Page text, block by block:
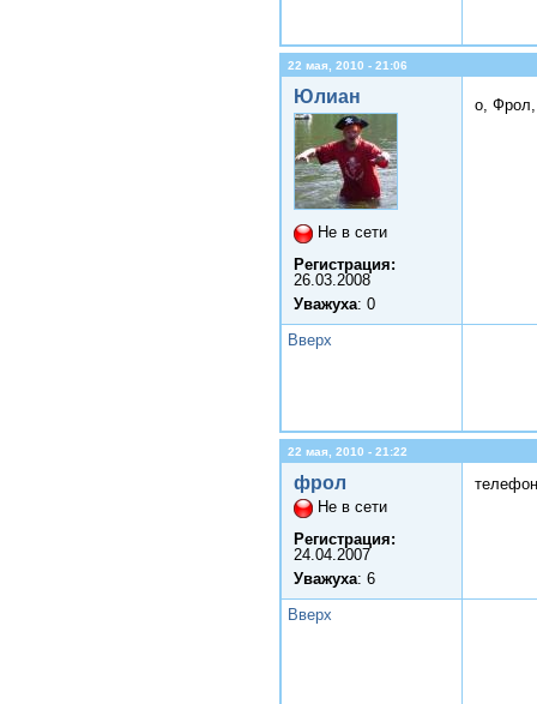
22 мая, 2010 - 21:06
Юлиан
Не в сети
Регистрация:
26.03.2008
Уважуха: 0
о, Фрол,
Вверх
22 мая, 2010 - 21:22
фрол
Не в сети
Регистрация:
24.04.2007
Уважуха: 6
Вверх